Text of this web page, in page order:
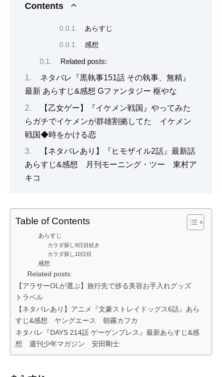
Contents
あらすじ
感想
Related posts:
ネタバレ『黒執事151話 その執事、無精』
最新 あらすじ&感想 Gファンタジー 枢やな
【乙女ゲー】『イケメン戦国』やってみた
らガチでイケメンが群雄割拠してた イケメン
戦国◆時をかける恋
【ネタバレあり】『ヒモザイル2話』最新話
あらすじ&感想 月刊モーニング・ツー 東村ア
キコ
Table of Contents
あらすじ
カラダ探し9日目続き
カラダ探し10日目
感想
Related posts:
【アラサーOLが選ぶ】旅行先で捗る美容お手入れグッズ
トラベル
【ネタバレあり】アニメ『文豪ストレイドッグス6話』あら
すじ&感想 ヤングエース 朝霧カフカ
ネタバレ『DAYS 214話 ゲーゲンプレス』最新あらすじ&感
想 週刊少年マガジン 安田剛士